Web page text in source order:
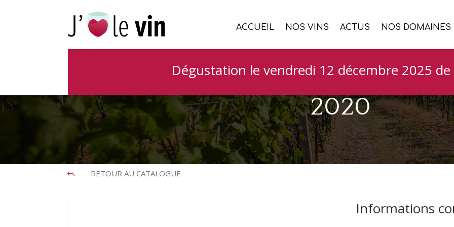
ACCUEIL NOS VINS ACTUS NOS DOMAINES
Dégustation le vendredi 12 décembre 2025 de
Domaine de Cazaban
2020
J RETOUR AU CATALOGUE
Informations